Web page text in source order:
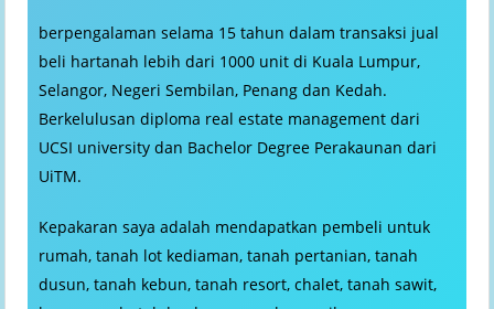
berpengalaman selama 15 tahun dalam transaksi jual
beli hartanah lebih dari 1000 unit di Kuala Lumpur,
Selangor, Negeri Sembilan, Penang dan Kedah.
Berkelulusan diploma real estate management dari
UCSI university dan Bachelor Degree Perakaunan dari
UiTM.
Kepakaran saya adalah mendapatkan pembeli untuk
rumah, tanah lot kediaman, tanah pertanian, tanah
dusun, tanah kebun, tanah resort, chalet, tanah sawit,